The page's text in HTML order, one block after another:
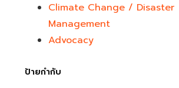
Climate Change / Disaster
Management
Advocacy
ป้ายกำกับ